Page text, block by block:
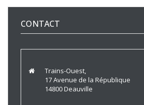
CONTACT
Trains-Ouest,
17 Avenue de la République
14800 Deauville